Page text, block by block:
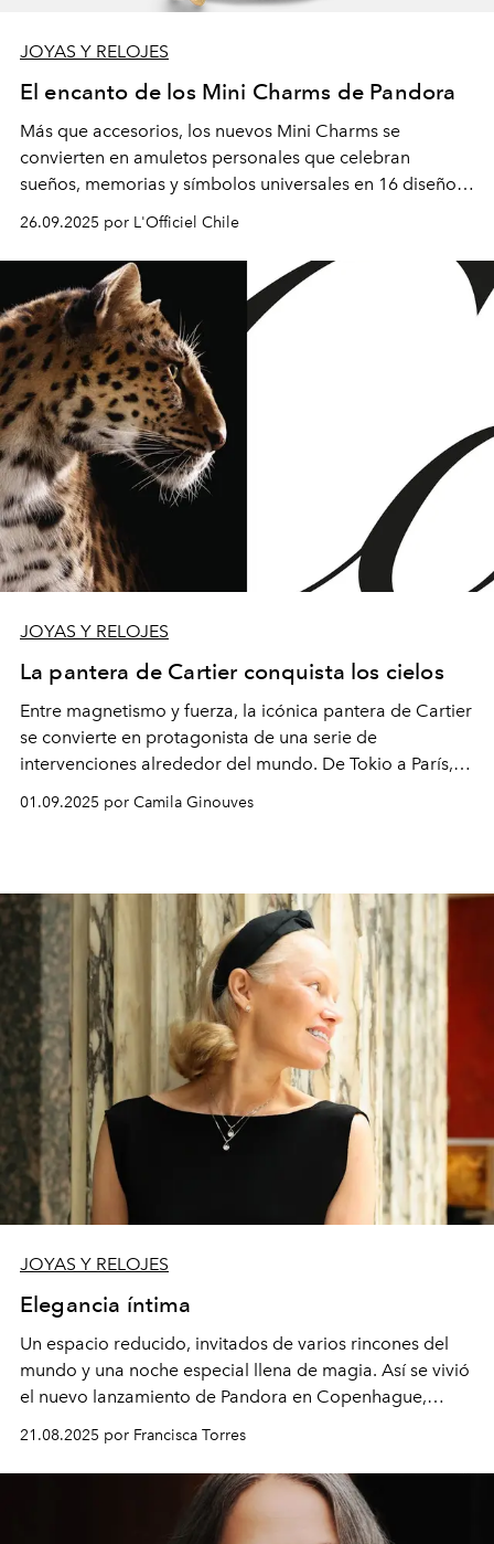
JOYAS Y RELOJES
El encanto de los Mini Charms de Pandora
Más que accesorios, los nuevos Mini Charms se
convierten en amuletos personales que celebran
sueños, memorias y símbolos universales en 16 diseños
26.09.2025 por L'Officiel Chile
JOYAS Y RELOJES
La pantera de Cartier conquista los cielos
Entre magnetismo y fuerza, la icónica pantera de Cartier
se convierte en protagonista de una serie de
intervenciones alrededor del mundo. De Tokio a París,
fusión de tecnología, arte e identidad.
01.09.2025 por Camila Ginouves
JOYAS Y RELOJES
Elegancia íntima
Un espacio reducido, invitados de varios rincones del
mundo y una noche especial llena de magia. Así se vivió
el nuevo lanzamiento de Pandora en Copenhague,
21.08.2025 por Francisca Torres